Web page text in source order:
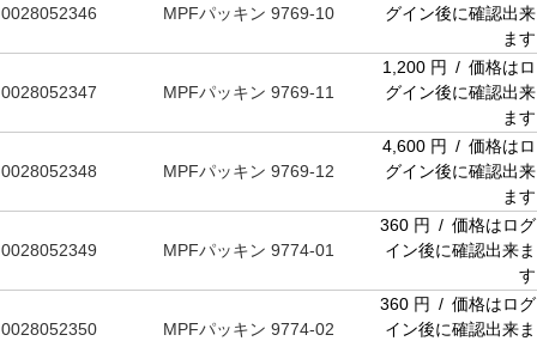
0028052346 MPFパッキン 9769-10
グイン後に確認出来
ます
0028052347 MPFパッキン 9769-11
1,200 円 / 価格はロ
グイン後に確認出来
ます
0028052348 MPFパッキン 9769-12
4,600 円 / 価格はロ
グイン後に確認出来
ます
0028052349 MPFパッキン 9774-01
360 円 / 価格はログ
イン後に確認出来ま
す
0028052350 MPFパッキン 9774-02
360 円 / 価格はログ
イン後に確認出来ま